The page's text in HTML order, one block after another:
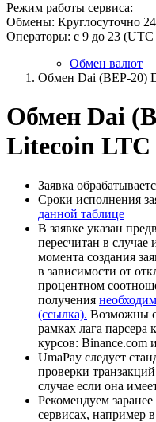
Режим работы сервиса:
Обмены: Круглосуточно
Операторы: с 9 до 23 (UTC
Обмен валют
Обмен Dai (BEP-20)
Обмен Dai
Litecoin LTC
Заявка
Сроки исполнения
данной таблице
В заявке указан
пересчитан в случае
момента создания
в зависимости от
процентном
получения
(ссылка). Возможны
рамках лага
курсов: Binance.com
UmaPay следует
проверки
случае если она
Рекомендуем
сервисах, например в